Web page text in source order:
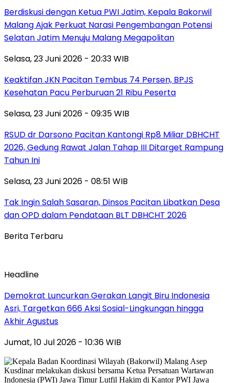
Berdiskusi dengan Ketua PWI Jatim, Kepala Bakorwil
Malang Ajak Perkuat Narasi Pengembangan Potensi
Selatan Jatim Menuju Malang Megapolitan
Selasa, 23 Juni 2026 - 20:33 WIB
Keaktifan JKN Pacitan Tembus 74 Persen, BPJS
Kesehatan Pacu Perburuan 21 Ribu Peserta
Selasa, 23 Juni 2026 - 09:35 WIB
RSUD dr Darsono Pacitan Kantongi Rp8 Miliar DBHCHT
2026, Gedung Rawat Jalan Tahap III Ditarget Rampung
Tahun Ini
Selasa, 23 Juni 2026 - 08:51 WIB
Tak Ingin Salah Sasaran, Dinsos Pacitan Libatkan Desa
dan OPD dalam Pendataan BLT DBHCHT 2026
Berita Terbaru
Headline
Demokrat Luncurkan Gerakan Langit Biru Indonesia
Asri, Targetkan 666 Aksi Sosial-Lingkungan hingga
Akhir Agustus
Jumat, 10 Jul 2026 - 10:36 WIB